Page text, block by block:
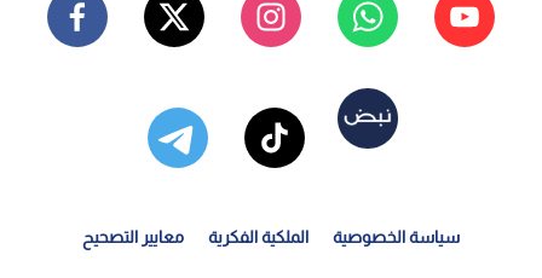
سياسة الخصوصية الملكية الفكرية معايير التصحيح